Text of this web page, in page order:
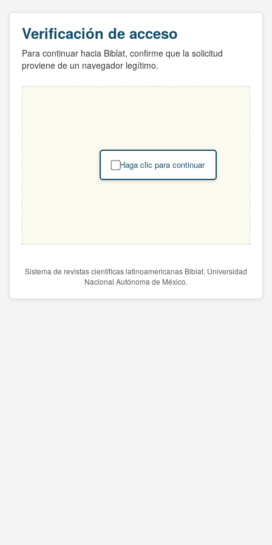
Verificación de acceso
Para continuar hacia Biblat, confirme que la solicitud
proviene de un navegador legítimo.
Haga clic para continuar
Sistema de revistas científicas latinoamericanas Biblat. Universidad
Nacional Autónoma de México.